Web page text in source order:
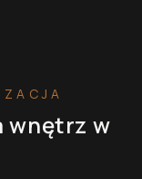
wnętrz w